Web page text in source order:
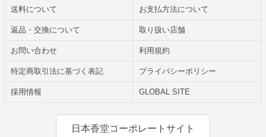
送料について お支払方法について
返品・交換について 取り扱い店舗
お問い合わせ 利用規約
特定商取引法に基づく表記 プライバシーポリシー
採用情報 GLOBAL SITE
日本香堂コーポレートサイト